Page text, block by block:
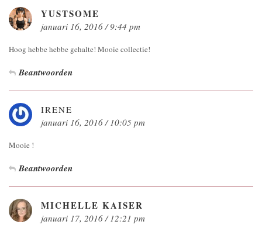
YUSTSOME
januari 16, 2016 / 9:44 pm
Hoog hebbe hebbe gehalte! Mooie collectie!
Beantwoorden
IRENE
januari 16, 2016 / 10:05 pm
Mooie !
Beantwoorden
MICHELLE KAISER
januari 17, 2016 / 12:21 pm